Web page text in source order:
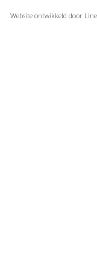
Website ontwikkeld door